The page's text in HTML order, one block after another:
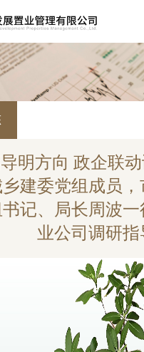
明方向 政企联
建委党组成员
书记、局长周波
业公司调研指